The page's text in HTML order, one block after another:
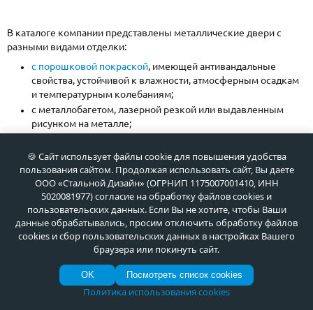
В каталоге компании представлены металлические двери с
разными видами отделки:
с порошковой покраской, имеющей антивандальные
свойства, устойчивой к влажности, атмосферным осадкам
и температурным колебаниям;
с металлобагетом, лазерной резкой или выдавленным
рисунком на металле;
множеством вариантов фактур и оттенков покрытия,
классическими и современными рисунками фрезеровки;
с премиальнымипанелями из массива натурального дуба
с недорогим и практичным ламинатом и тд.
Специально для загородной недвижимости мы разработали
линейку парадных дверей со стеклом и ковкой, украшенных
роскошной фурнитурой, резными карнизами и наличниками.
Сделаем дверь по вашему чертежу или эскизу,
🍪 Сайт использует файлы cookie для повышения удобства
пользования сайтом. Продолжая использовать сайт, Вы даете
ООО «Стальной Дизайн» (ОГРНИП 1175007001410, ИНН
5020081977) согласие на обработку файлов cookies и
пользовательских данных. Если Вы не хотите, чтобы Ваши
данные обрабатывались, просим отключить обработку файлов
cookies и сбор пользовательских данных в настройках Вашего
браузера или покинуть сайт.
OK Посмотреть список cookies
Политика использования cookies